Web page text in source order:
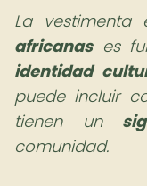
La vestimenta
africanases
identidad
puede incluir
tienen un
comunidad.